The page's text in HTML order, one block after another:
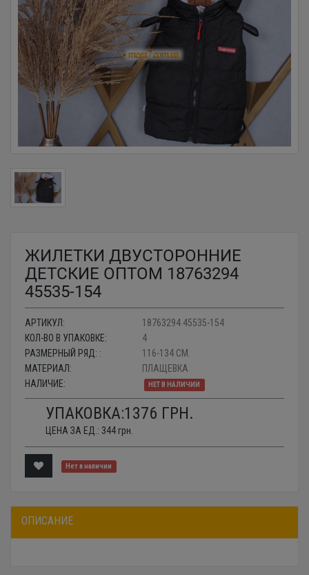
ЖИЛЕТКИ ДВУСТОРОННИЕ
ДЕТСКИЕ ОПТОМ 18763294
45535-154
АРТИКУЛ:
18763294 45535-154
КОЛ-ВО В УПАКОВКЕ:
4
РАЗМЕРНЫЙ РЯД: :
116-134 СМ.
МАТЕРИАЛ:
ПЛАЩЕВКА
НАЛИЧИЕ:
НЕТ В НАЛИЧИИ
УПАКОВКА:1376 ГРН.
ЦЕНА ЗА ЕД.: 344 грн.
Нет в наличии
ОПИСАНИЕ